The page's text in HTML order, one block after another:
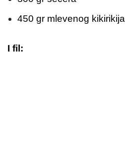
450 gr mlevenog kikirikija
I fil: